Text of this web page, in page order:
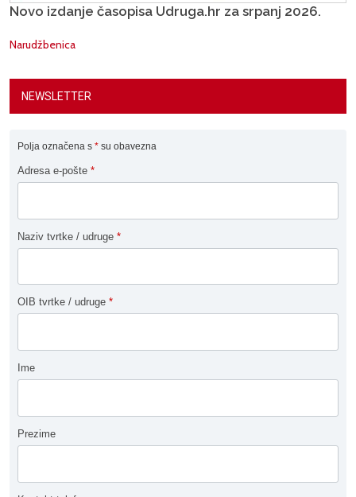
Novo izdanje časopisa Udruga.hr za srpanj 2026.
Narudžbenica
NEWSLETTER
Polja označena s * su obavezna
Adresa e-pošte *
Naziv tvrtke / udruge *
OIB tvrtke / udruge *
Ime
Prezime